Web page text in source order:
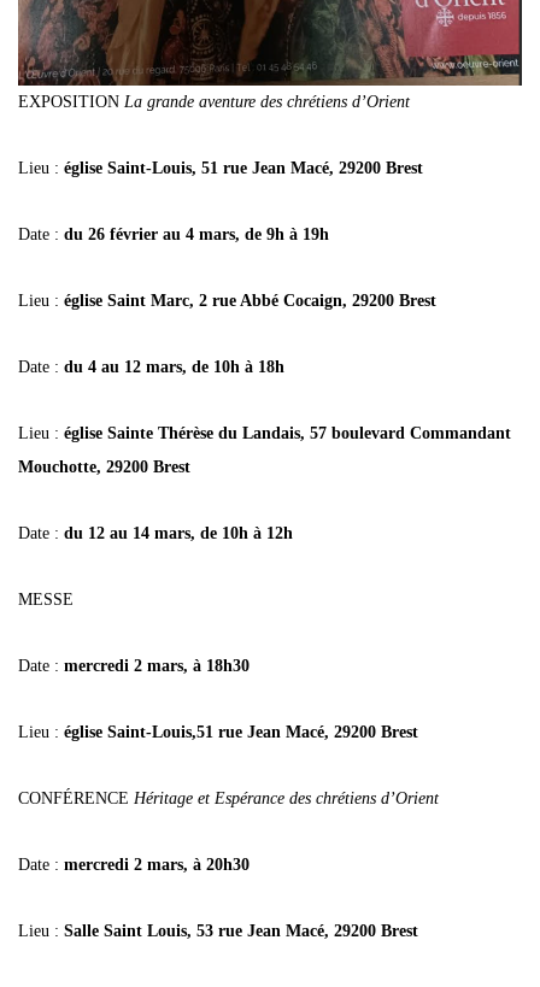
EXPOSITION La grande aventure des chrétiens d’Orient
Lieu : église Saint-Louis, 51 rue Jean Macé, 29200 Brest
Date : du 26 février au 4 mars, de 9h à 19h
Lieu : église Saint Marc, 2 rue Abbé Cocaign, 29200 Brest
Date : du 4 au 12 mars, de 10h à 18h
Lieu : église Sainte Thérèse du Landais, 57 boulevard Commandant
Mouchotte, 29200 Brest
Date : du 12 au 14 mars, de 10h à 12h
MESSE
Date : mercredi 2 mars, à 18h30
Lieu : église Saint-Louis,51 rue Jean Macé, 29200 Brest
CONFÉRENCE Héritage et Espérance des chrétiens d’Orient
Date : mercredi 2 mars, à 20h30
Lieu : Salle Saint Louis, 53 rue Jean Macé, 29200 Brest